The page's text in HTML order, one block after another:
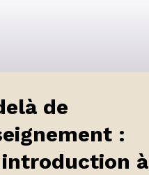
de
:
introduction à